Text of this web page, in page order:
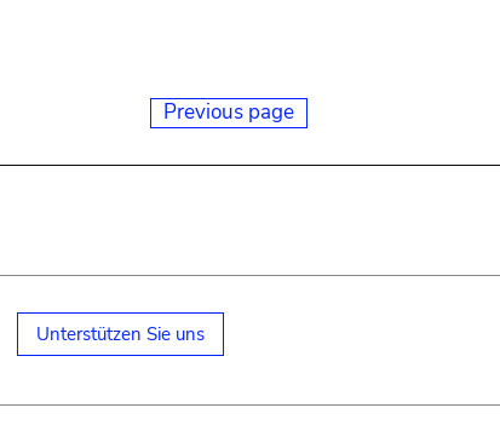
Previous page
Unterstützen Sie uns